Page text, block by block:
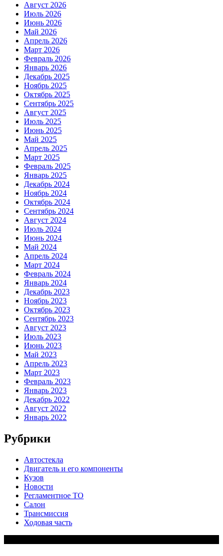
Август 2026
Июль 2026
Июнь 2026
Май 2026
Апрель 2026
Март 2026
Февраль 2026
Январь 2026
Декабрь 2025
Ноябрь 2025
Октябрь 2025
Сентябрь 2025
Август 2025
Июль 2025
Июнь 2025
Май 2025
Апрель 2025
Март 2025
Февраль 2025
Январь 2025
Декабрь 2024
Ноябрь 2024
Октябрь 2024
Сентябрь 2024
Август 2024
Июль 2024
Июнь 2024
Май 2024
Апрель 2024
Март 2024
Февраль 2024
Январь 2024
Декабрь 2023
Ноябрь 2023
Октябрь 2023
Сентябрь 2023
Август 2023
Июль 2023
Июнь 2023
Май 2023
Апрель 2023
Март 2023
Февраль 2023
Январь 2023
Декабрь 2022
Август 2022
Январь 2022
Рубрики
Автостекла
Двигатель и его компоненты
Кузов
Новости
Регламентное ТО
Салон
Трансмиссия
Ходовая часть